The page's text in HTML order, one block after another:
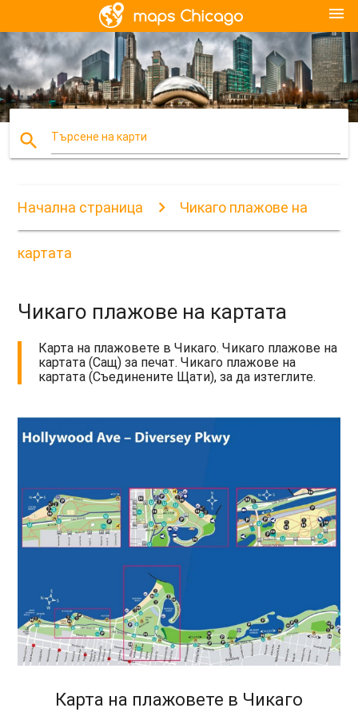
menu
search Търсене на карти
Начална страница Чикаго плажове на
картата
Чикаго плажове на картата
Карта на плажовете в Чикаго. Чикаго плажове на
картата (Сащ) за печат. Чикаго плажове на
картата (Съединените Щати), за да изтеглите.
Карта на плажовете в Чикаго